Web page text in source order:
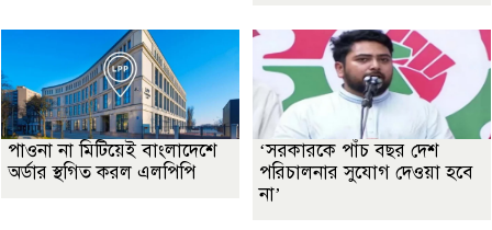
পাওনা না মিটিয়েই বাংলাদেশে
অর্ডার স্থগিত করল এলপিপি
‘সরকারকে পাঁচ বছর দেশ
পরিচালনার সুযোগ দেওয়া হবে
না’